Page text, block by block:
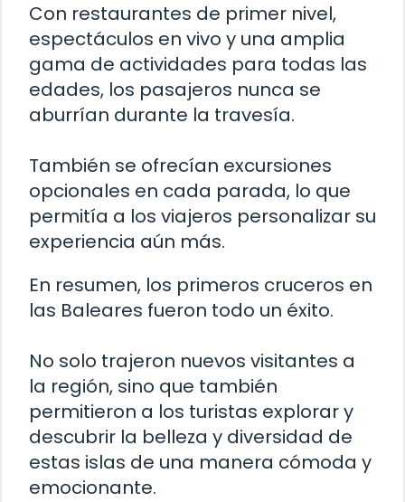
Con restaurantes de primer nivel,
espectáculos en vivo y una amplia
gama de actividades para todas las
edades, los pasajeros nunca se
aburrían durante la travesía.
También se ofrecían excursiones
opcionales en cada parada, lo que
permitía a los viajeros personalizar su
experiencia aún más.
En resumen, los primeros cruceros en
las Baleares fueron todo un éxito.
No solo trajeron nuevos visitantes a
la región, sino que también
permitieron a los turistas explorar y
descubrir la belleza y diversidad de
estas islas de una manera cómoda y
emocionante.